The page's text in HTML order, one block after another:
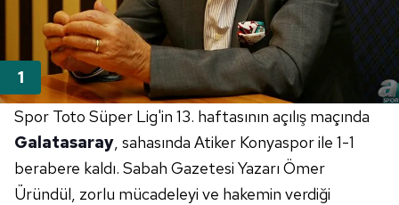
Spor Toto Süper Lig'in 13. haftasının açılış maçında
Galatasaray, sahasında Atiker Konyaspor ile 1-1
berabere kaldı. Sabah Gazetesi Yazarı Ömer
Üründül, zorlu mücadeleyi ve hakemin verdiği